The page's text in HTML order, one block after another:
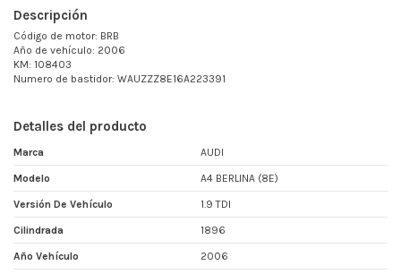
Descripción
Código de motor: BRB
Año de vehículo: 2006
KM: 108403
Numero de bastidor: WAUZZZ8E16A223391
Detalles del producto
Marca AUDI
Modelo A4 BERLINA (8E)
Versión De Vehículo 1.9 TDI
Cilindrada 1896
Año Vehículo 2006